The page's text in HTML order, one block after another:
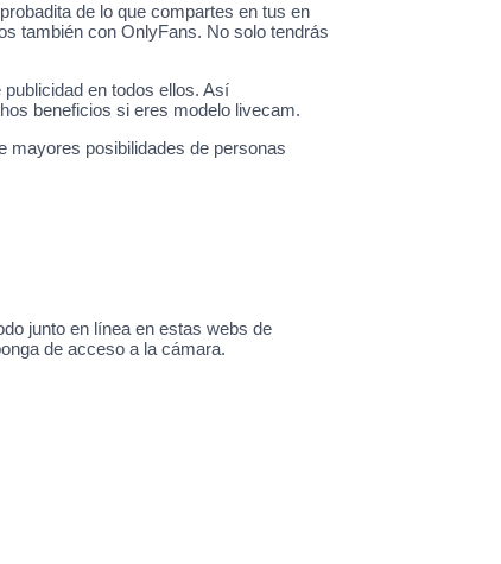
de lo que compartes en tus en
también con OnlyFans. No solo tendrás
en todos ellos. Así
beneficios si eres modelo livecam.
mayores posibilidades de personas
junto en línea en estas webs de
de acceso a la cámara.